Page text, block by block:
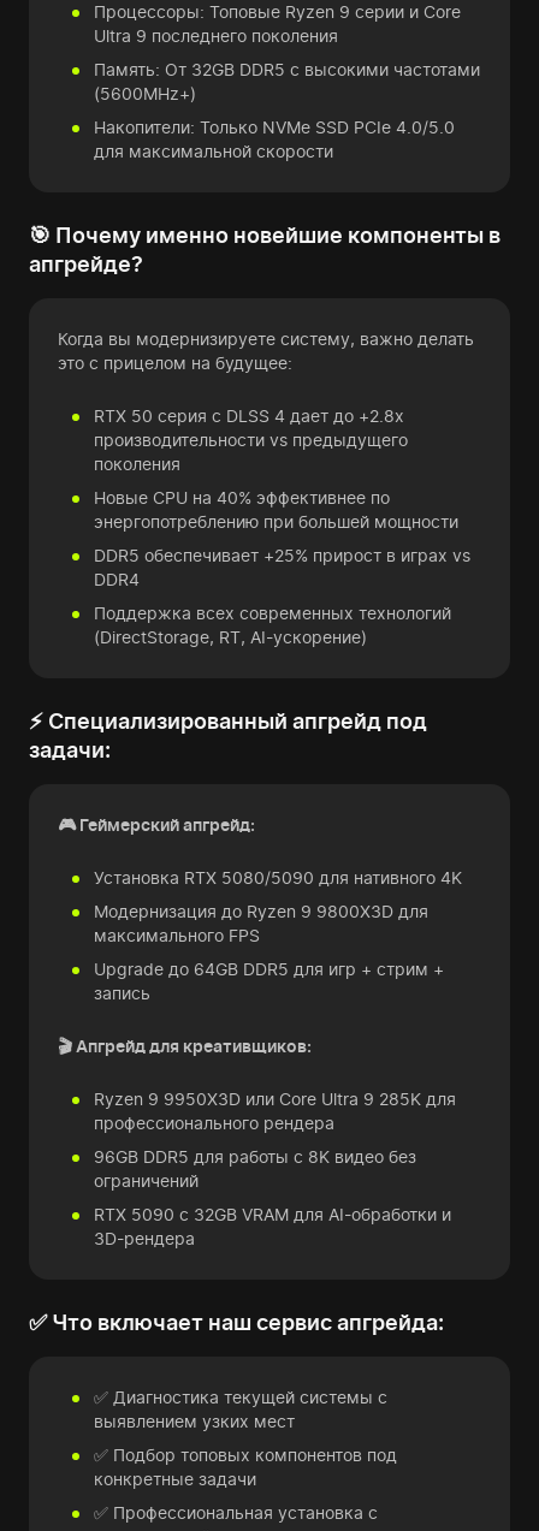
Процессоры: Топовые Ryzen 9 серии и Core
Ultra 9 последнего поколения
Память: От 32GB DDR5 с высокими частотами
(5600MHz+)
Накопители: Только NVMe SSD PCIe 4.0/5.0
для максимальной скорости
🎯 Почему именно новейшие компоненты в
апгрейде?
Когда вы модернизируете систему, важно делать
это с прицелом на будущее:
RTX 50 серия с DLSS 4 дает до +2.8x
производительности vs предыдущего
поколения
Новые CPU на 40% эффективнее по
энергопотреблению при большей мощности
DDR5 обеспечивает +25% прирост в играх vs
DDR4
Поддержка всех современных технологий
(DirectStorage, RT, AI-ускорение)
⚡ Специализированный апгрейд под
задачи:
🎮 Геймерский апгрейд:
Установка RTX 5080/5090 для нативного 4K
Модернизация до Ryzen 9 9800X3D для
максимального FPS
Upgrade до 64GB DDR5 для игр + стрим +
запись
🎬 Апгрейд для креативщиков:
Ryzen 9 9950X3D или Core Ultra 9 285K для
профессионального рендера
96GB DDR5 для работы с 8K видео без
ограничений
RTX 5090 с 32GB VRAM для AI-обработки и
3D-рендера
✅ Что включает наш сервис апгрейда:
✅ Диагностика текущей системы с
выявлением узких мест
✅ Подбор топовых компонентов под
конкретные задачи
✅ Профессиональная установка с